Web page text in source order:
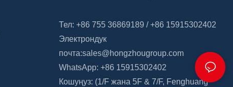
Тел: +86 755 36869189 / +86 15915302402
Электрондук
почта:sales@hongzhougroup.com
WhatsApp: +86 15915302402
Кошуңуз: (1/F жана 5F & 7/F, Fenghuang